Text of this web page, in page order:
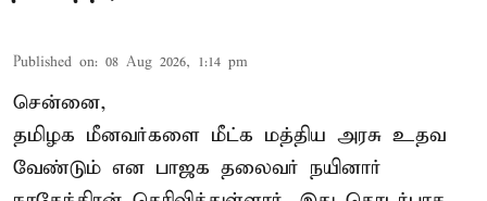
Published on: 08 Aug 2026, 1:14 pm
சென்னை,
தமிழக மீனவர்களை மீட்க மத்திய அரசு உதவ
வேண்டும் என பாஜக தலைவர் நயினார்